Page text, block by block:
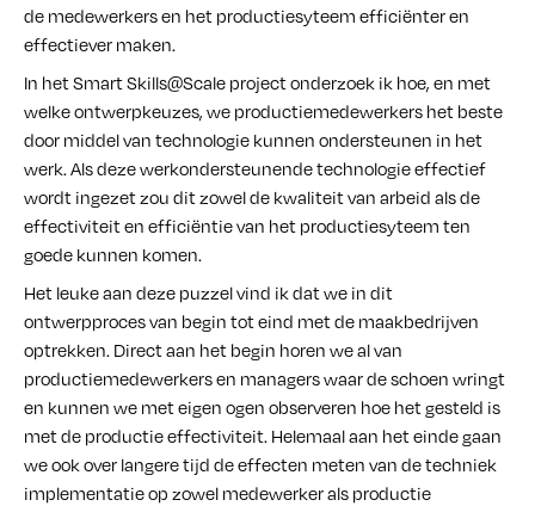
de medewerkers en het productiesyteem efficiënter en
effectiever maken.
In het Smart Skills@Scale project onderzoek ik hoe, en met
welke ontwerpkeuzes, we productiemedewerkers het beste
door middel van technologie kunnen ondersteunen in het
werk. Als deze werkondersteunende technologie effectief
wordt ingezet zou dit zowel de kwaliteit van arbeid als de
effectiviteit en efficiëntie van het productiesyteem ten
goede kunnen komen.
Het leuke aan deze puzzel vind ik dat we in dit
ontwerpproces van begin tot eind met de maakbedrijven
optrekken. Direct aan het begin horen we al van
productiemedewerkers en managers waar de schoen wringt
en kunnen we met eigen ogen observeren hoe het gesteld is
met de productie effectiviteit. Helemaal aan het einde gaan
we ook over langere tijd de effecten meten van de techniek
implementatie op zowel medewerker als productie